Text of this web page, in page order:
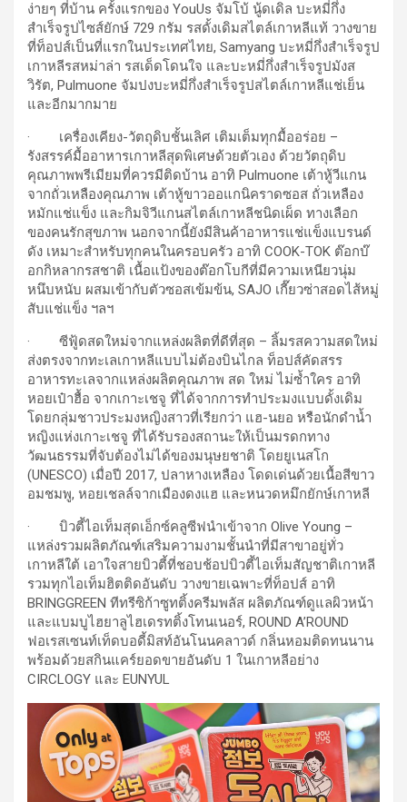
ง่ายๆ ที่บ้าน ครั้งแรกของ YouUs จัมโบ้ นู้ดเดิล บะหมี่กึ่ง
สำเร็จรูปไซส์ยักษ์ 729 กรัม รสดั้งเดิมสไตล์เกาหลีแท้ วางขาย
ที่ท็อปส์เป็นที่แรกในประเทศไทย, Samyang บะหมี่กึ่งสำเร็จรูป
เกาหลีรสหม่าล่า รสเด็ดโดนใจ และบะหมี่กึ่งสำเร็จรูปมังส
วิรัต, Pulmuone จัมปงบะหมี่กึ่งสำเร็จรูปสไตล์เกาหลีแช่เย็น
และอีกมากมาย
· เครื่องเคียง-วัตถุดิบชั้นเลิศ เติมเต็มทุกมื้ออร่อย –
รังสรรค์มื้ออาหารเกาหลีสุดพิเศษด้วยตัวเอง ด้วยวัตถุดิบ
คุณภาพพรีเมียมที่ควรมีติดบ้าน อาทิ Pulmuone เต้าหู้วีแกน
จากถั่วเหลืองคุณภาพ เต้าหู้ขาวออแกนิคราดซอส ถั่วเหลือง
หมักแช่แข็ง และกิมจิวีแกนสไตล์เกาหลีชนิดเผ็ด ทางเลือก
ของคนรักสุขภาพ นอกจากนี้ยังมีสินค้าอาหารแช่แข็งแบรนด์
ดัง เหมาะสำหรับทุกคนในครอบครัว อาทิ COOK-TOK ต๊อกบ๊
อกกิหลากรสชาติ เนื้อแป้งของต๊อกโบกีที่มีความเหนียวนุ่ม
หนึบหนับ ผสมเข้ากับตัวซอสเข้มข้น, SAJO เกี๊ยวซ่าสอดไส้หมู่
สับแช่แข็ง ฯลฯ
· ซีฟู้ดสดใหม่จากแหล่งผลิตที่ดีที่สุด – ลิ้มรสความสดใหม่
ส่งตรงจากทะเลเกาหลีแบบไม่ต้องบินไกล ท็อปส์คัดสรร
อาหารทะเลจากแหล่งผลิตคุณภาพ สด ใหม่ ไม่ซ้ำใคร อาทิ
หอยเป๋าฮื้อ จากเกาะเชจู ที่ได้จากการทำประมงแบบดั้งเดิม
โดยกลุ่มชาวประมงหญิงสาวที่เรียกว่า แฮ-นยอ หรือนักดำน้ำ
หญิงแห่งเกาะเชจู ที่ได้รับรองสถานะให้เป็นมรดกทาง
วัฒนธรรมที่จับต้องไม่ได้ของมนุษยชาติ โดยยูเนสโก
(UNESCO) เมื่อปี 2017, ปลาหางเหลือง โดดเด่นด้วยเนื้อสีขาว
อมชมพู, หอยเชลล์จากเมืองดงแฮ และหนวดหมึกยักษ์เกาหลี
· บิวตี้ไอเท็มสุดเอ็กซ์คลูซีฟนำเข้าจาก Olive Young –
แหล่งรวมผลิตภัณฑ์เสริมความงามชั้นนำที่มีสาขาอยู่ทั่ว
เกาหลีใต้ เอาใจสายบิวตี้ที่ชอบช้อปบิวตี้ไอเท็มสัญชาติเกาหลี
รวมทุกไอเท็มฮิตติดอันดับ วางขายเฉพาะที่ท็อปส์ อาทิ
BRINGGREEN ทีทรีซิก้าซูทติ้งครีมพลัส ผลิตภัณฑ์ดูแลผิวหน้า
และแบมบูไฮยาลูไฮเดรทติ้งโทนเนอร์, ROUND A’ROUND
ฟอเรสเซนท์เท็ดบอดี้มิสท์อันโนนคลาวด์ กลิ่นหอมติดทนนาน
พร้อมด้วยสกินแคร์ยอดขายอันดับ 1 ในเกาหลีอย่าง
CIRCLOGY และ EUNYUL